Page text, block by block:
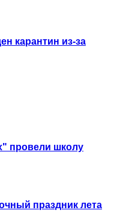
карантин из-за
провели школу
праздник лета